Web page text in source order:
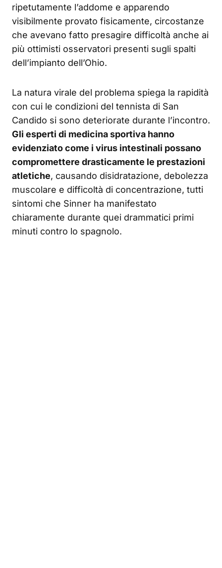
ripetutamente l’addome e apparendo
visibilmente provato fisicamente, circostanze
che avevano fatto presagire difficoltà anche ai
più ottimisti osservatori presenti sugli spalti
dell’impianto dell’Ohio.
La natura virale del problema spiega la rapidità
con cui le condizioni del tennista di San
Candido si sono deteriorate durante l’incontro.
Gli esperti di medicina sportiva hanno
evidenziato come i virus intestinali possano
compromettere drasticamente le prestazioni
atletiche, causando disidratazione, debolezza
muscolare e difficoltà di concentrazione, tutti
sintomi che Sinner ha manifestato
chiaramente durante quei drammatici primi
minuti contro lo spagnolo.